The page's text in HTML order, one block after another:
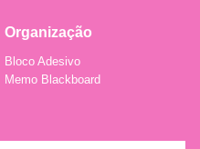
Organização
Bloco Adesivo
Memo Blackboard